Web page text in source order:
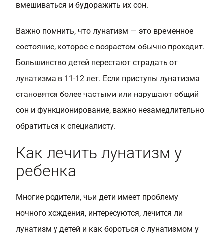
вмешиваться и будоражить их сон.
Важно помнить, что лунатизм — это временное
состояние, которое с возрастом обычно проходит.
Большинство детей перестают страдать от
лунатизма в 11-12 лет. Если приступы лунатизма
становятся более частыми или нарушают общий
сон и функционирование, важно незамедлительно
обратиться к специалисту.
Как лечить лунатизм у
ребенка
Многие родители, чьи дети имеет проблему
ночного хождения, интересуются, лечится ли
лунатизм у детей и как бороться с лунатизмом у